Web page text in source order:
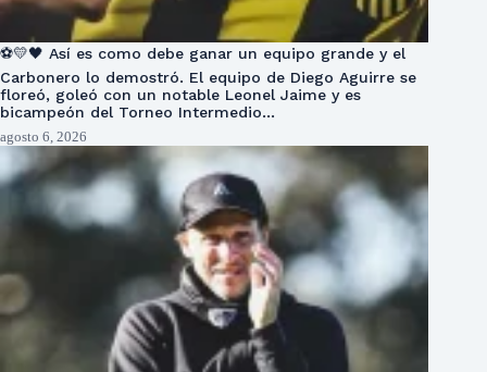
⚽💛🖤 Así es como debe ganar un equipo grande y el
Carbonero lo demostró. El equipo de Diego Aguirre se
floreó, goleó con un notable Leonel Jaime y es
bicampeón del Torneo Intermedio…
agosto 6, 2026